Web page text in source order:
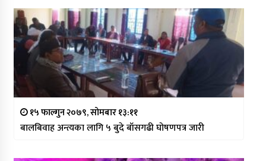
१५ फाल्गुन २०७९, सोमबार १३:११
बालबिवाह अन्त्यका लागि ५ बुदे बाँसगढी घोषणपत्र जारी